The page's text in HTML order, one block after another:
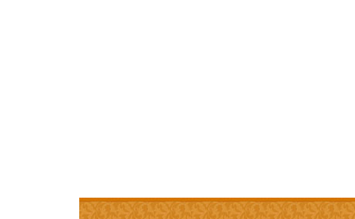
TRANG CHỦ THÀNH VIÊN TRỢ GIÚP LIÊN HỆ